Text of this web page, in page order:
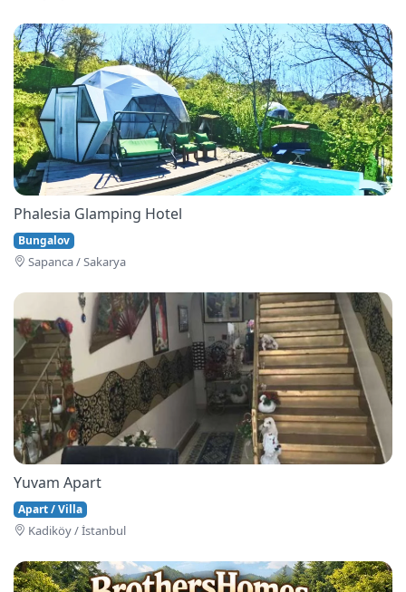
Phalesia Glamping Hotel
Bungalov
Sapanca / Sakarya
Yuvam Apart
Apart / Villa
Kadiköy / İstanbul